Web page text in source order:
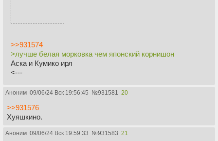
>>931574
>лучше белая морковка чем японский корнишон
Аска и Кумико ирл
<---
Аноним 09/06/24 Вск 19:56:45 №931581 20
>>931576
Хуяшкино.
Аноним 09/06/24 Вск 19:59:33 №931583 21